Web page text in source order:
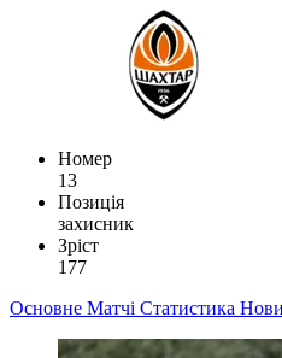
Номер
13
Позиція
захисник
Зріст
177
Основне Матчі Статистика